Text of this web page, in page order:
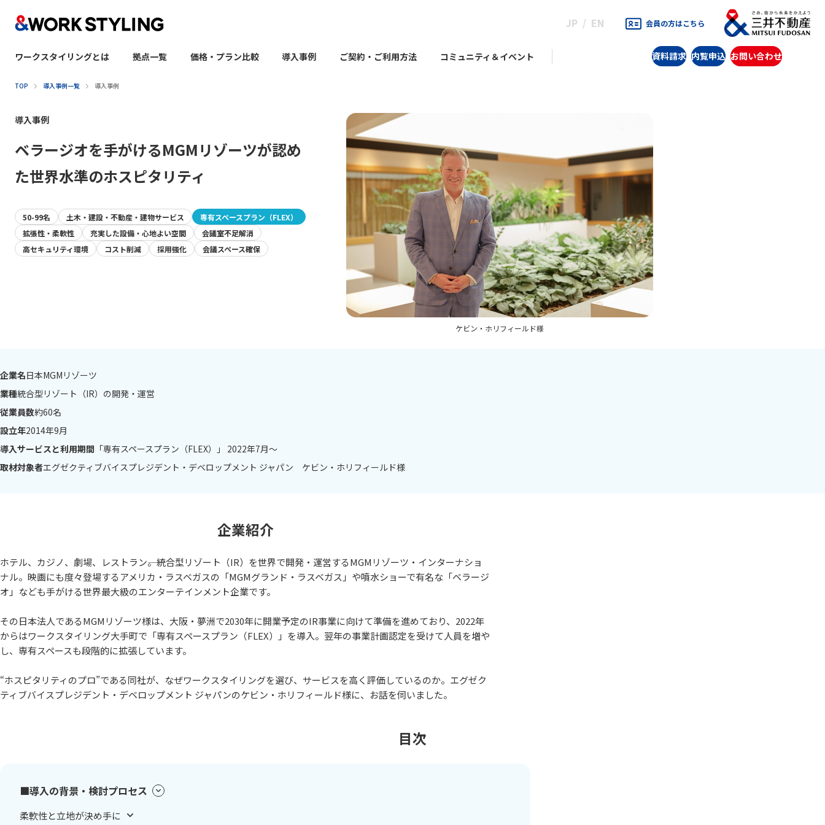
本文へ移動
JP EN 会員の方はこちら
ワークスタイリングとは 拠点一覧 価格・プラン比較 導入事例 ご契約・ご利用方法 コミュニティ＆イベント 資料請求 内覧申込 お問い合わせ
TOP 導入事例一覧 導入事例
導入事例
ベラージオを手がけるMGMリゾーツが認め
た世界水準のホスピタリティ
50-99名 土木・建設・不動産・建物サービス
専有スペースプラン（FLEX）
拡張性・柔軟性
充実した設備・心地よい空間
会議室不足解消
高セキュリティ環境
コスト削減 採用強化 会議スペース確保
ケビン・ホリフィールド様
企業名日本MGMリゾーツ
業種統合型リゾート（IR）の開発・運営
従業員数約60名
設立年2014年9月
導入サービスと利用期間 「専有スペースプラン（FLEX）」 2022年7月～
取材対象者エグゼクティブバイスプレジデント・デベロップメント ジャパン ケビン・ホリフィールド様
企業紹介
ホテル、カジノ、劇場、レストラン――。統合型リゾート（IR）を世界で開発・運営するMGMリゾーツ・インターナショ
ナル。映画にも度々登場するアメリカ・ラスベガスの「MGMグランド・ラスベガス」や噴水ショーで有名な「ベラージ
オ」なども手がける世界最大級のエンターテインメント企業です。
その日本法人であるMGMリゾーツ様は、大阪・夢洲で2030年に開業予定のIR事業に向けて準備を進めており、2022年
からはワークスタイリング大手町で「専有スペースプラン（FLEX）」を導入。翌年の事業計画認定を受けて人員を増や
し、専有スペースも段階的に拡張しています。
“ホスピタリティのプロ”である同社が、なぜワークスタイリングを選び、サービスを高く評価しているのか。エグゼク
ティブバイスプレジデント・デベロップメント ジャパンのケビン・ホリフィールド様に、お話を伺いました。
目次
■導入の背景・検討プロセス
柔軟性と立地が決め手に